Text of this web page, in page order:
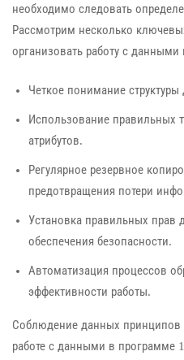
необходимо следовать
Рассмотрим несколько
организовать работу с данными
Четкое понимание
Использование правильных
атрибутов.
Регулярное резервное
предотвращения потери
Установка правильных прав
обеспечения безопасности.
Автоматизация процессов
эффективности работы.
Соблюдение данных
работе с данными в программе